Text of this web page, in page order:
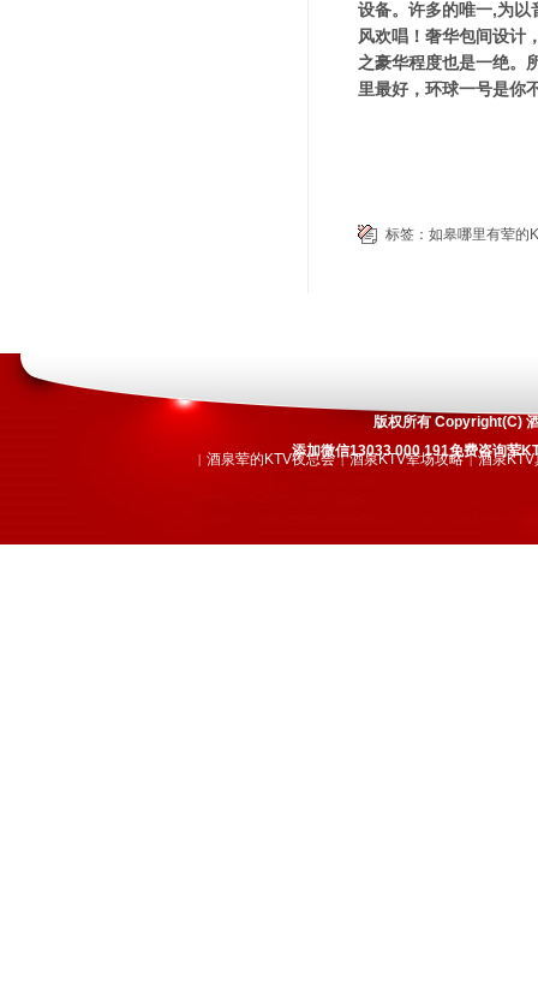
设备。许多的唯一,为
风欢唱！奢华包间设计
之豪华程度也是一绝。
里最好，环球一号是你
标签： 如皋哪里有荤的
| 酒泉荤的KTV夜总会 |酒泉KTV荤场攻略 | 酒泉KTV
版权所有 Copyright(C)
添加微信13033 000 191免费咨询荤